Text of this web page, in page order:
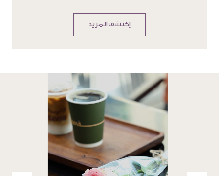
إكتشف المزيد